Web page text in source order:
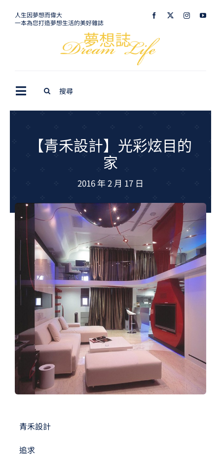
人生因夢想而偉大
一本為您打造夢想生活的美好雜誌
Toggle
Navigation
生活美學
夢想旅遊
夢想TV
GCU大賽
夢想購物
【青禾設計】光彩炫目的
家
2016 年 2 月 17 日
青禾設計
追求